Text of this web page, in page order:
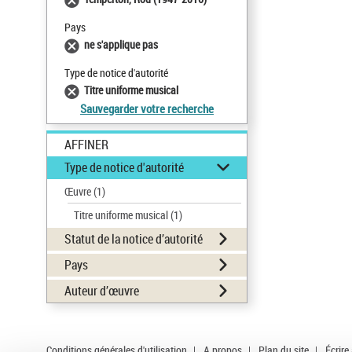
Pays
ne s'applique pas
Type de notice d'autorité
Titre uniforme musical
Sauvegarder votre recherche
AFFINER
Type de notice d'autorité
Œuvre(1)
Titre uniforme musical(1)
Statut de la notice d’autorité
Pays
Auteur d’œuvre